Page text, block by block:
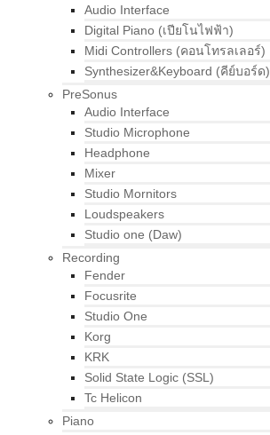
Audio Interface
Digital Piano (เปียโนไฟฟ้า)
Midi Controllers (คอนโทรลเลอร์)
Synthesizer&Keyboard (คีย์บอร์ด)
PreSonus
Audio Interface
Studio Microphone
Headphone
Mixer
Studio Mornitors
Loudspeakers
Studio one (Daw)
Recording
Fender
Focusrite
Studio One
Korg
KRK
Solid State Logic (SSL)
Tc Helicon
Piano